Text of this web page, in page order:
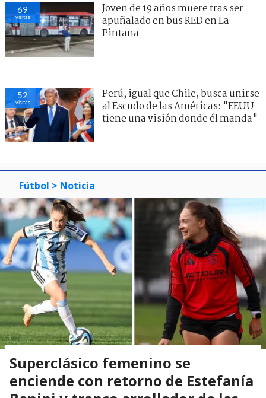
69
visitas
Joven de 19 años muere tras ser
apuñalado en bus RED en La
Pintana
52
visitas
Perú, igual que Chile, busca unirse
al Escudo de las Américas: "EEUU
tiene una visión donde él manda"
Fútbol > Noticia
Superclásico femenino se
enciende con retorno de Estefanía